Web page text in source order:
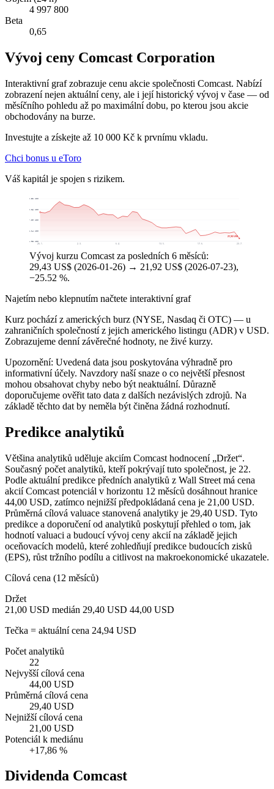
4 997 800
Beta
0,65
Vývoj ceny Comcast Corporation
Interaktivní graf zobrazuje cenu akcie společnosti Comcast. Nabízí
zobrazení nejen aktuální ceny, ale i její historický vývoj v čase — od
měsíčního pohledu až po maximální dobu, po kterou jsou akcie
obchodovány na burze.
Investujte a získejte až 10 000 Kč k prvnímu vkladu.
Chci bonus u eToro
Váš kapitál je spojen s rizikem.
21,08 US$
24,14 US$
27,20 US$
30,26 US$
33,32 US$
26. 1. 2. 3. 6. 4. 13. 5. 17. 6. 23. 7.
21,92 US$
Vývoj kurzu Comcast za posledních 6 měsíců:
29,43 US$ (2026-01-26) → 21,92 US$ (2026-07-23),
−25.52 %.
Najetím nebo klepnutím načtete interaktivní graf
Kurz pochází z amerických burz (NYSE, Nasdaq či OTC) — u
zahraničních společností z jejich amerického listingu (ADR) v USD.
Zobrazujeme denní závěrečné hodnoty, ne živé kurzy.
Upozornění: Uvedená data jsou poskytována výhradně pro
informativní účely. Navzdory naší snaze o co největší přesnost
mohou obsahovat chyby nebo být neaktuální. Důrazně
doporučujeme ověřit tato data z dalších nezávislých zdrojů. Na
základě těchto dat by neměla být činěna žádná rozhodnutí.
Predikce analytiků
Většina analytiků uděluje akciím Comcast hodnocení „Držet“.
Současný počet analytiků, kteří pokrývají tuto společnost, je 22.
Podle aktuální predikce předních analytiků z Wall Street má cena
akcií Comcast potenciál v horizontu 12 měsíců dosáhnout hranice
44,00 USD, zatímco nejnižší předpokládaná cena je 21,00 USD.
Průměrná cílová valuace stanovená analytiky je 29,40 USD. Tyto
predikce a doporučení od analytiků poskytují přehled o tom, jak
hodnotí valuaci a budoucí vývoj ceny akcií na základě jejich
oceňovacích modelů, které zohledňují predikce budoucích zisků
(EPS), růst tržního podílu a citlivost na makroekonomické ukazatele.
Cílová cena (12 měsíců)
Držet
21,00 USD medián 29,40 USD 44,00 USD
Tečka = aktuální cena 24,94 USD
Počet analytiků
22
Nejvyšší cílová cena
44,00 USD
Průměrná cílová cena
29,40 USD
Nejnižší cílová cena
21,00 USD
Potenciál k mediánu
+17,86 %
Dividenda Comcast